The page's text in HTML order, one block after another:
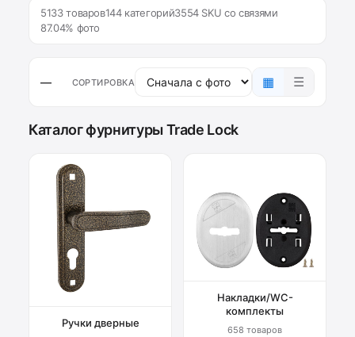
5133 товаров144 категорий3554 SKU со связями
87.04% фото
— СОРТИРОВКА ▦ ☰
Каталог фурнитуры Trade Lock
Ручки дверные
Накладки/WC-
комплекты
658 товаров